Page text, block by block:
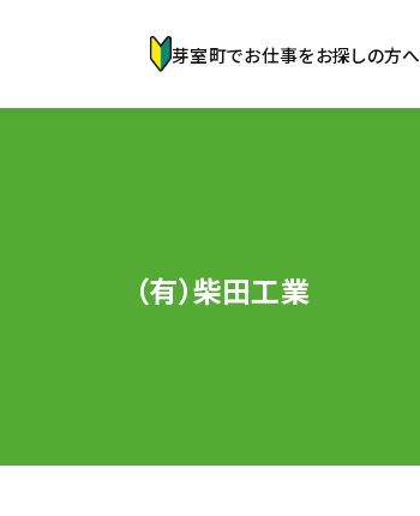
芽室町でお仕事をお探しの方へ
（有）柴田工業